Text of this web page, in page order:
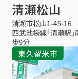
清瀬松山
清瀬市松山1-45-16
西武池袋線「清瀬駅」
歩9分
東久留米市